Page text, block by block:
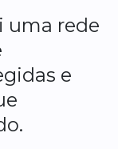
uma rede
e